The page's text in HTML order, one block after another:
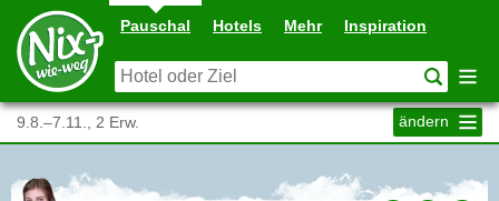
Pauschal Hotels Mehr Inspiration
9.8.–7.11., 2 Erw. ändern